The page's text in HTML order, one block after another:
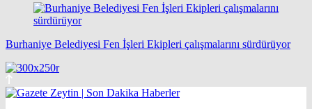
Burhaniye Belediyesi Fen İşleri Ekipleri çalışmalarını sürdürüyor